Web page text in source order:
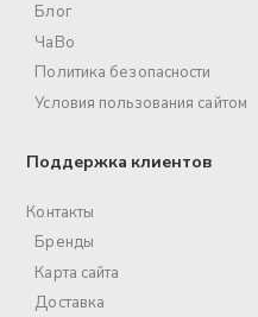
Блог
ЧаВо
Политика безопасности
Условия пользования сайтом
Поддержка клиентов
Контакты
Бренды
Карта сайта
Доставка